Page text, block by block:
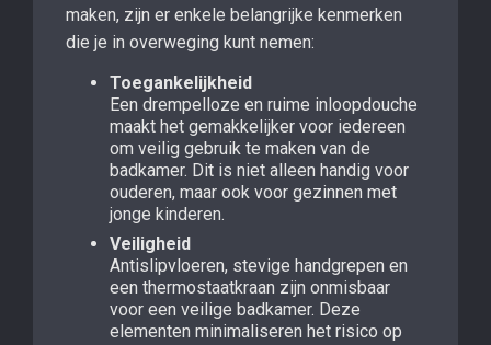
maken, zijn er enkele belangrijke kenmerken
die je in overweging kunt nemen:
Toegankelijkheid
Een drempelloze en ruime inloopdouche
maakt het gemakkelijker voor iedereen
om veilig gebruik te maken van de
badkamer. Dit is niet alleen handig voor
ouderen, maar ook voor gezinnen met
jonge kinderen.
Veiligheid
Antislipvloeren, stevige handgrepen en
een thermostaatkraan zijn onmisbaar
voor een veilige badkamer. Deze
elementen minimaliseren het risico op